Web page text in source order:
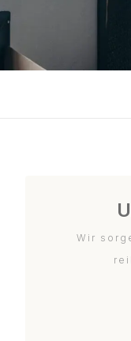
Wir